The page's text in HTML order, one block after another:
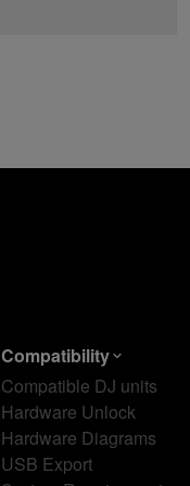
Compatibility
Compatible DJ units
Hardware Unlock
Hardware Diagrams
USB Export